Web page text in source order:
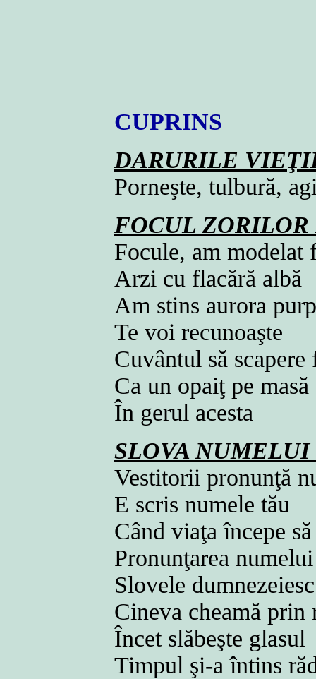
CUPRINS
DARURILE
Porneşte, tulbură,
FOCUL
Focule, am modelat
Arzi cu flacără albă
Am stins aurora
Te voi recunoaşte
Cuvântul să
Ca un opaiţ pe masă
În gerul acesta
SLOVA NUMELUI
Vestitorii pronunţă
E scris numele tău
Când viaţa începe
Pronunţarea
Slovele
Cineva cheamă
Încet slăbeşte glasul
Timpul şi-a întins